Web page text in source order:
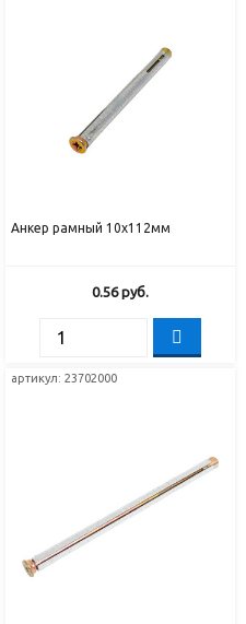
Анкер рамный 10х112мм
0.56руб.
артикул:23702000